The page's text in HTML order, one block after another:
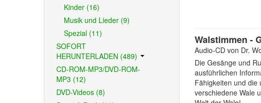
Walstimmen -
Audio-CD von Dr.
Die Gesänge und
ausführlichen
Fähigkeiten und die
verschiedene Wale
Kinder (16)
Musik und Lieder (9)
Spezial (11)
SOFORT
HERUNTERLADEN (489)
CD-ROM-MP3/DVD-ROM-
MP3 (12)
DVD-Videos (8)